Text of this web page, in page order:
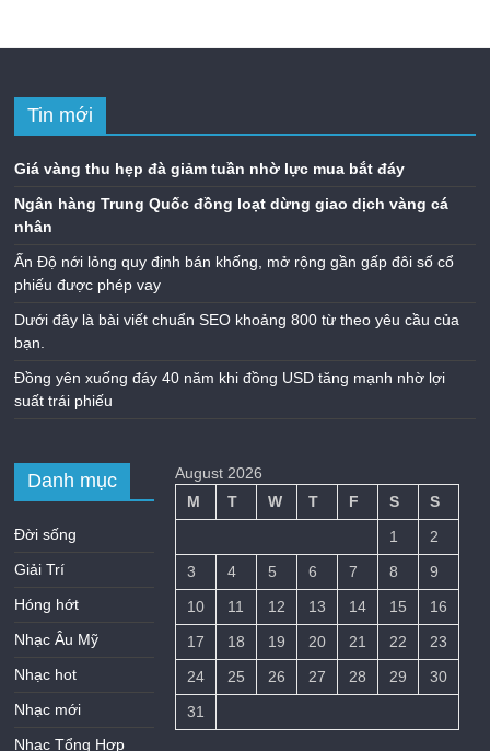
Tin mới
Giá vàng thu hẹp đà giảm tuần nhờ lực mua bắt đáy
Ngân hàng Trung Quốc đồng loạt dừng giao dịch vàng cá
nhân
Ấn Độ nới lỏng quy định bán khống, mở rộng gần gấp đôi số cổ
phiếu được phép vay
Dưới đây là bài viết chuẩn SEO khoảng 800 từ theo yêu cầu của
bạn.
Đồng yên xuống đáy 40 năm khi đồng USD tăng mạnh nhờ lợi
suất trái phiếu
Danh mục
Đời sống
Giải Trí
Hóng hớt
Nhạc Âu Mỹ
Nhạc hot
Nhạc mới
Nhạc Tổng Hợp
August 2026
M
T W T F S
S
1
2
3
4 5 6 7 8
9
10
11 12 13 14 15
16
17
18 19 20 21 22
23
24
25 26 27 28 29
30
31